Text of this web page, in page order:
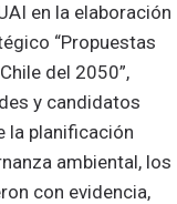
en la elaboración
“Propuestas
del 2050”,
y candidatos
la planificación
ambiental, los
con evidencia,